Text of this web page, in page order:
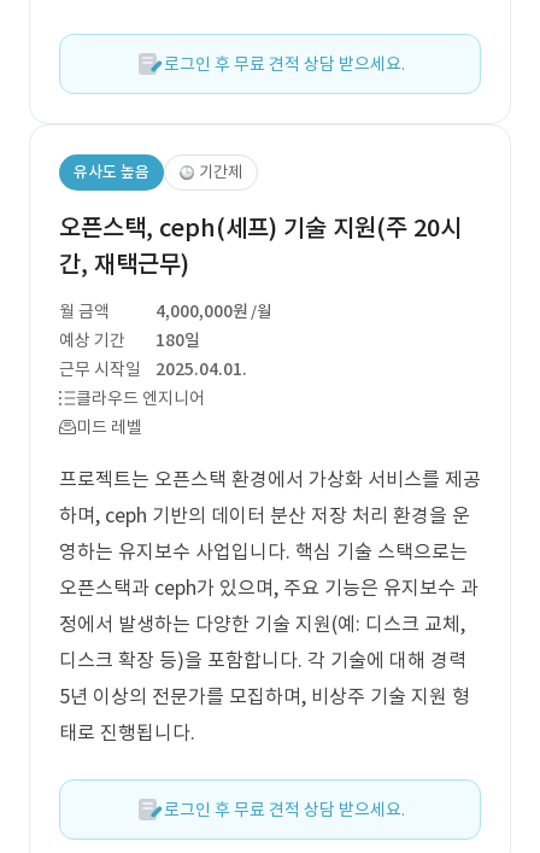
로그인 후 무료 견적 상담 받으세요.
유사도 높음 기간제
오픈스택, ceph(세프) 기술 지원(주 20시
간, 재택근무)
월 금액 4,000,000원 /월
예상 기간
180일
근무 시작일
2025.04.01.
클라우드 엔지니어
미드 레벨
프로젝트는 오픈스택 환경에서 가상화 서비스를 제공
하며, ceph 기반의 데이터 분산 저장 처리 환경을 운
영하는 유지보수 사업입니다. 핵심 기술 스택으로는
오픈스택과 ceph가 있으며, 주요 기능은 유지보수 과
정에서 발생하는 다양한 기술 지원(예: 디스크 교체,
디스크 확장 등)을 포함합니다. 각 기술에 대해 경력
5년 이상의 전문가를 모집하며, 비상주 기술 지원 형
태로 진행됩니다.
로그인 후 무료 견적 상담 받으세요.